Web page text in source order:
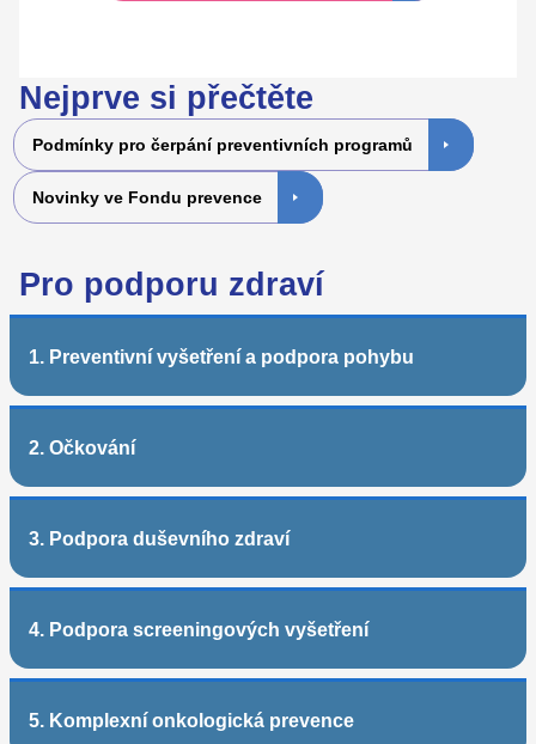
Nejprve si přečtěte
Podmínky pro čerpání preventivních programů
Novinky ve Fondu prevence
Pro podporu zdraví
1. Preventivní vyšetření a podpora pohybu
2. Očkování
3. Podpora duševního zdraví
4. Podpora screeningových vyšetření
5. Komplexní onkologická prevence